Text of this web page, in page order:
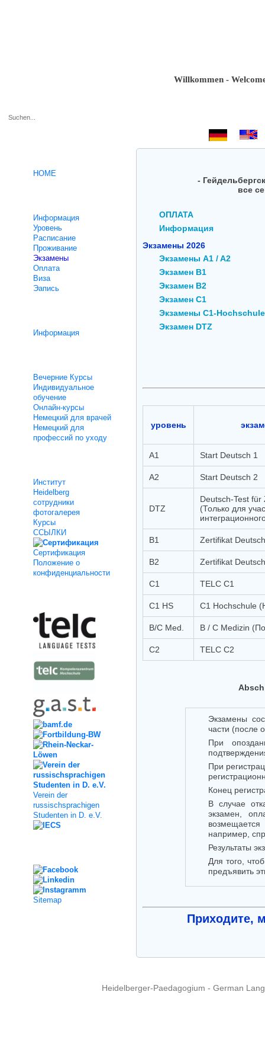
Willkommen - Welcome -
HOME
Информация
Уровень
Расписание
Проживание
Экзамены
Oплата
Bиза
Эапись
Информация
Вечерние Курсы
Индивидуальное
обучение
Онлайн-курсы
Немецкий для врачей
Немецкий для
профессий по уходу
Институт
Heidelberg
сотрудники
фотогалерея
Курсы
ССЫЛКИ
Cертификация
Положение о
конфиденциальности
Verein der
russischsprachigen
Studenten in D. e.V.
Sitemap
-
все
ОПЛАТА
Информация
Экзамены 2026
Экзамены A1 / A2
Экзамен B1
Экзамен B2
Экзамен C1
Экзамены C1-Hochschule
Экзамен DTZ
уровень
A1 Start Deutsch 1
A2 Start Deutsch 2
DTZ
Deutsch-Test für
(Только для
B1 Zertifikat
B2 Zertifikat
C1 TELC C1
C1 HS C1 Hochschule
B/C Med. B / C Medizin
C2 TELC C2
Экзамены
части (после
При
При
Конец
В случае
экзамен,
например,
Результаты
Для того,
предъявить
Приходите,
Heidelberger-Paedagogium - German